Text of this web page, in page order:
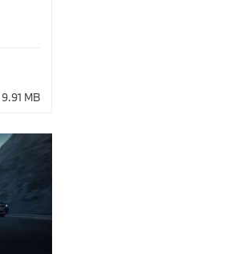
9.91 MB